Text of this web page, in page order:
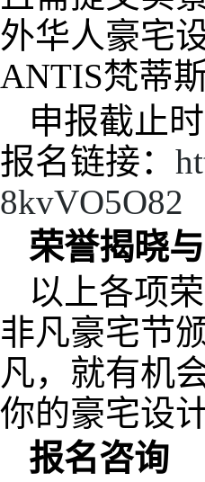
外华人豪宅
ANTIS梵蒂
申报截止
报名链接：
8kvVO5O82
荣誉揭晓
以上各项
非凡豪宅节
凡，就有机
你的豪宅设
报名咨询